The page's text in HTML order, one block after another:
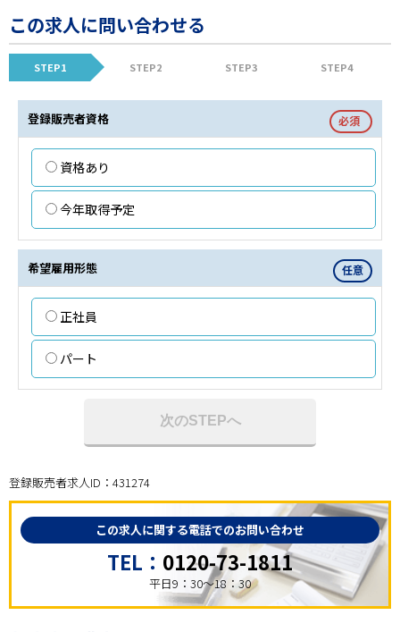
この求人に問い合わせる
STEP1 STEP2 STEP3 STEP4
登録販売者資格 必須
資格あり
今年取得予定
希望雇用形態 任意
正社員
パート
次のSTEPへ
登録販売者求人ID：431274
この求人に関する電話でのお問い合わせ
TEL： 0120-73-1811
平日9：30～18：30